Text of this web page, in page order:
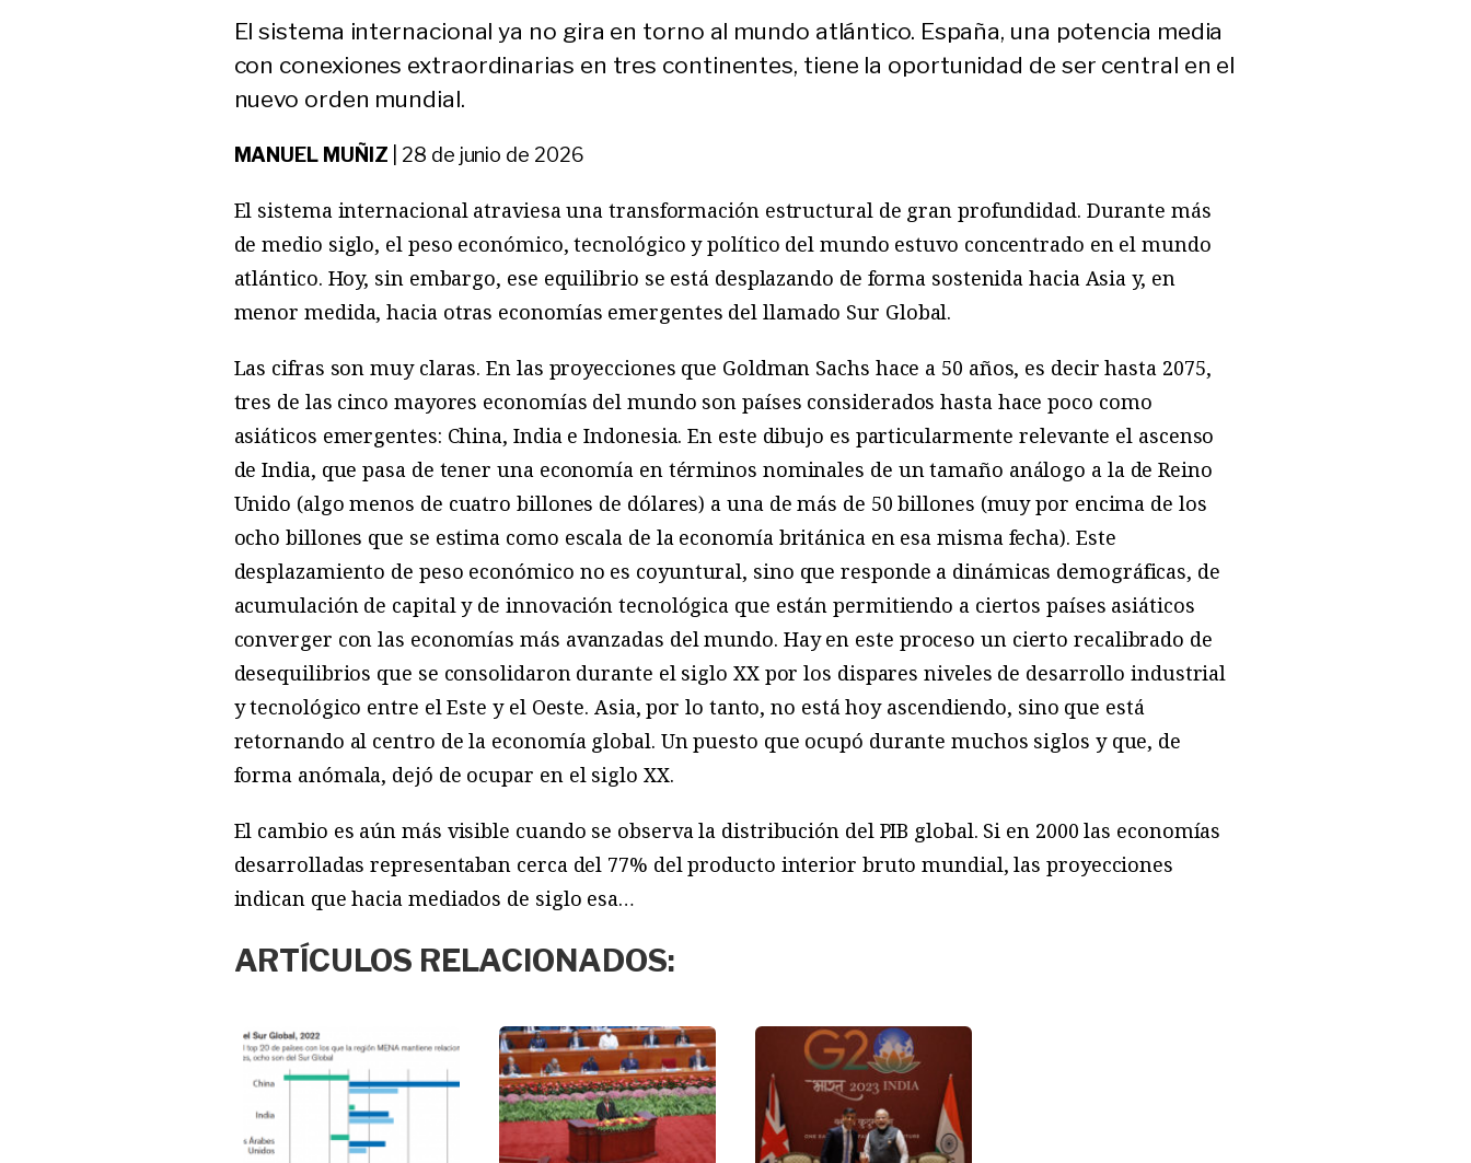
El sistema internacional ya no gira en torno al mundo atlántico. España, una potencia media
con conexiones extraordinarias en tres continentes, tiene la oportunidad de ser central en el
nuevo orden mundial.
MANUEL MUÑIZ 28 de junio de 2026
El sistema internacional atraviesa una transformación estructural de gran profundidad. Durante más
de medio siglo, el peso económico, tecnológico y político del mundo estuvo concentrado en el mundo
atlántico. Hoy, sin embargo, ese equilibrio se está desplazando de forma sostenida hacia Asia y, en
menor medida, hacia otras economías emergentes del llamado Sur Global.
Las cifras son muy claras. En las proyecciones que Goldman Sachs hace a 50 años, es decir hasta 2075,
tres de las cinco mayores economías del mundo son países considerados hasta hace poco como
asiáticos emergentes: China, India e Indonesia. En este dibujo es particularmente relevante el ascenso
de India, que pasa de tener una economía en términos nominales de un tamaño análogo a la de Reino
Unido (algo menos de cuatro billones de dólares) a una de más de 50 billones (muy por encima de los
ocho billones que se estima como escala de la economía británica en esa misma fecha). Este
desplazamiento de peso económico no es coyuntural, sino que responde a dinámicas demográficas, de
acumulación de capital y de innovación tecnológica que están permitiendo a ciertos países asiáticos
converger con las economías más avanzadas del mundo. Hay en este proceso un cierto recalibrado de
desequilibrios que se consolidaron durante el siglo XX por los dispares niveles de desarrollo industrial
y tecnológico entre el Este y el Oeste. Asia, por lo tanto, no está hoy ascendiendo, sino que está
retornando al centro de la economía global. Un puesto que ocupó durante muchos siglos y que, de
forma anómala, dejó de ocupar en el siglo XX.
El cambio es aún más visible cuando se observa la distribución del PIB global. Si en 2000 las economías
desarrolladas representaban cerca del 77% del producto interior bruto mundial, las proyecciones
indican que hacia mediados de siglo esa…
ARTÍCULOS RELACIONADOS: